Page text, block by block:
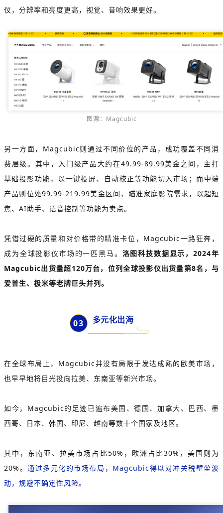
仪，分辨率和亮度更高，视觉、音响效果更好。
图源：Magcubic
另一方面，Magcubic则通过不同价位的产品，成功覆盖不同消
费层级。其中，入门级产品大约在49.99-89.99美金之间，主打
基础投影功能，以一键投屏、自动校正等功能切入市场；而中端
产品则位处99.99-219.99美金区间，瞄准家庭影院需求，以超短
焦、AI助手、语音控制等功能为卖点。
凭借过硬的质量和对价格带的精准卡位，Magcubic一路狂奔，
成为全球投影仪市场的一匹黑马。 洛图科技数据显示，2024年
Magcubic出货量超120万台，位列全球投影仪出货量第8名，与
爱普生、极米等老牌巨头并列。
03 多元化出海
在全球布局上，Magcubic并没有局限于发达成熟的欧美市场，
也早早地将目光投向拉美、东南亚等新兴市场。
如今，Magcubic的足迹已遍布美国、德国、加拿大、巴西、墨
西哥、日本、韩国、印尼、越南等数十个国家及地区。
其中，东南亚、拉美市场占比50%，欧洲占比30%，美国则为
20%。通过多元化的市场布局，Magcubic得以对冲关税壁垒波
动，规避不确定性风险。